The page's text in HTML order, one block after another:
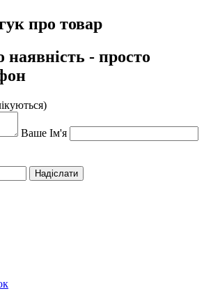
про товар
наявність - просто
Ваше Ім'я